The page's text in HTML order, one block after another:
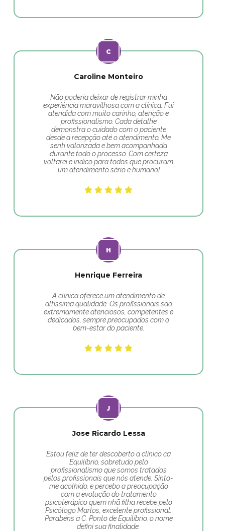
Caroline Monteiro
Não poderia deixar de registrar minha
experiência maravilhosa com a clínica. Fui
atendida com muito carinho, atenção e
profissionalismo. Cada detalhe
demonstra o cuidado com o paciente
desde a recepção até o atendimento. Me
senti valorizada e bem acompanhada
durante todo o processo. Com certeza
voltarei e indico para todos que procuram
um atendimento sério e humano!
Henrique Ferreira
A clínica oferece um atendimento de
altíssima qualidade. Os profissionais são
extremamente atenciosos, competentes e
dedicados, sempre preocupados com o
bem-estar do paciente.
Jose Ricardo Lessa
Estou feliz de ter descoberto a clínico ca
Equilíbrio, sobretudo pelo
profissionalismo que somos tratados
pelos profissionais que nós atende. Sinto-
me acolhido, e percebo a preocupação
com a evolução do tratamento
psicoterápico quem nhã filha recebe pelo
Psicólogo Marlos, excelente profissional.
Parabéns a C. Ponto de Equilíbrio, o nome
defini sua finalidade.